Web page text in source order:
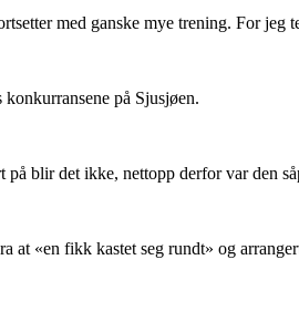
med ganske mye trening. For jeg
på Sjusjøen.
blir det ikke, nettopp derfor var den
at «en fikk kastet seg rundt» og